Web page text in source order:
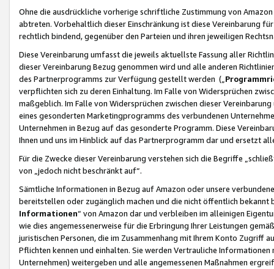
Ohne die ausdrückliche vorherige schriftliche Zustimmung von
abtreten. Vorbehaltlich dieser Einschränkung ist diese Vereinbarung
rechtlich bindend, gegenüber den Parteien und ihren jeweiligen
Diese Vereinbarung umfasst die jeweils aktuellste Fassung aller
dieser Vereinbarung Bezug genommen wird und alle anderen
des Partnerprogramms zur Verfügung gestellt werden („
verpflichten sich zu deren Einhaltung. Im Falle von Widersprüchen
maßgeblich. Im Falle von Widersprüchen zwischen dieser
eines gesonderten Marketingprogramms des verbundenen
Unternehmen in Bezug auf das gesonderte Programm. Diese
Ihnen und uns im Hinblick auf das Partnerprogramm dar und ersetzt
Für die Zwecke dieser Vereinbarung verstehen sich die Begriffe
von „jedoch nicht beschränkt auf“.
Sämtliche Informationen in Bezug auf Amazon oder unsere
bereitstellen oder zugänglich machen und die nicht öffentlich
Informationen“ von Amazon dar und verbleiben im alleinigen
wie dies angemessenerweise für die Erbringung Ihrer Leistungen
juristischen Personen, die im Zusammenhang mit Ihrem Konto
Pflichten kennen und einhalten. Sie werden Vertrauliche
Unternehmen) weitergeben und alle angemessenen Maßnahmen